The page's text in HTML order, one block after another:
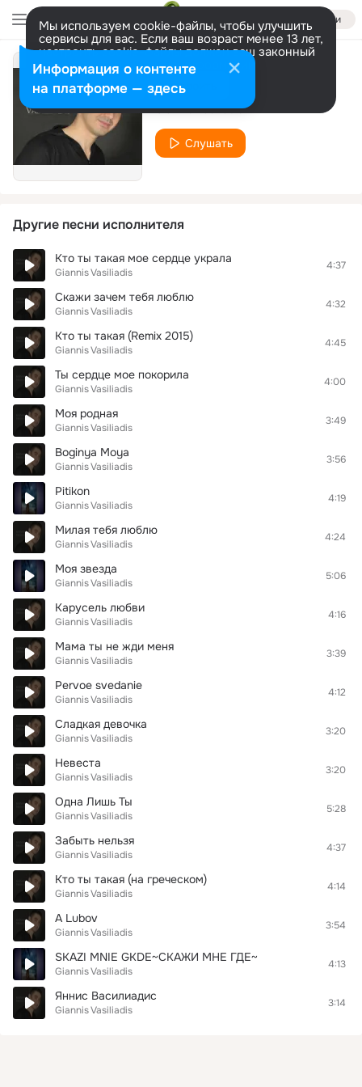
Войти
Мы используем cookie-файлы, чтобы улучшить
сервисы для вас. Если ваш возраст менее 13 лет,
настроить cookie-файлы должен ваш законный
представитель. Больше информации
Разрешить все Настроить
Giannis Vasiliadis
Слушать
Другие песни исполнителя
Кто ты такая мое сердце украла
Giannis Vasiliadis
4:37
Скажи зачем тебя люблю
Giannis Vasiliadis
4:32
Кто ты такая (Remix 2015)
Giannis Vasiliadis
4:45
Ты сердце мое покорила
Giannis Vasiliadis
4:00
Моя родная
Giannis Vasiliadis
3:49
Boginya Moya
Giannis Vasiliadis
3:56
Pitikon
Giannis Vasiliadis
4:19
Милая тебя люблю
Giannis Vasiliadis
4:24
Моя звезда
Giannis Vasiliadis
5:06
Карусель любви
Giannis Vasiliadis
4:16
Мама ты не жди меня
Giannis Vasiliadis
3:39
Pervoe svedanie
Giannis Vasiliadis
4:12
Сладкая девочка
Giannis Vasiliadis
3:20
Невеста
Giannis Vasiliadis
3:20
Одна Лишь Ты
Giannis Vasiliadis
5:28
Забыть нельзя
Giannis Vasiliadis
4:37
Кто ты такая (на греческом)
Giannis Vasiliadis
4:14
A Lubov
Giannis Vasiliadis
3:54
SKAZI MNIE GKDE~СКАЖИ МНЕ ГДЕ~
Giannis Vasiliadis
4:13
Яннис Василиадис
Giannis Vasiliadis
3:14
Информация о контенте
на платформе — здесь